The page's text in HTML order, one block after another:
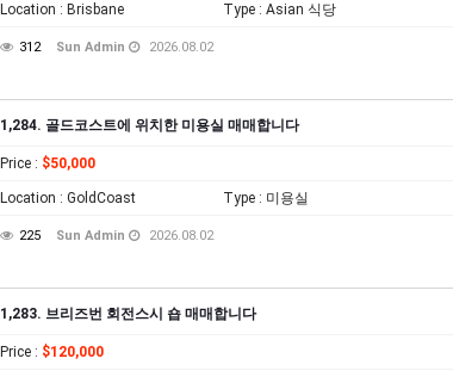
Location : Brisbane Type : Asian 식당
312 Sun Admin 2026.08.02
1,284. 골드코스트에 위치한 미용실 매매합니다
Price : $50,000
Location : GoldCoast Type : 미용실
225 Sun Admin 2026.08.02
1,283. 브리즈번 회전스시 숍 매매합니다
Price : $120,000